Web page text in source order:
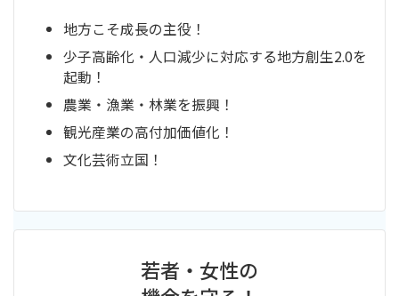
地方こそ成長の主役！
少子高齢化・人口減少に対応する地方創生2.0を
起動！
農業・漁業・林業を振興！
観光産業の高付加価値化！
文化芸術立国！
若者・女性の